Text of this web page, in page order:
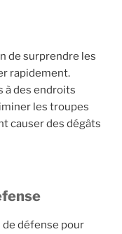
de surprendre les
rapidement.
à des endroits
les troupes
causer des dégâts
de défense pour